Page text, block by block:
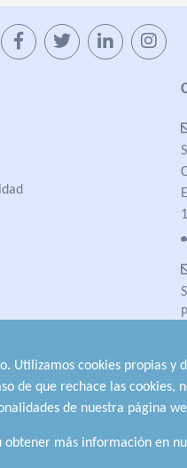
Utilizamos cookies propias
de que rechace las
de nuestra página
obtener más información en